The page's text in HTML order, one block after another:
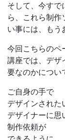
そして、今す
ら、これら制作
い事には、もう
今回こちらのペ
講座では、 デザ
要なのかについ
ご自身の手で
デザインされた
デザイナーに思
制作依頼が